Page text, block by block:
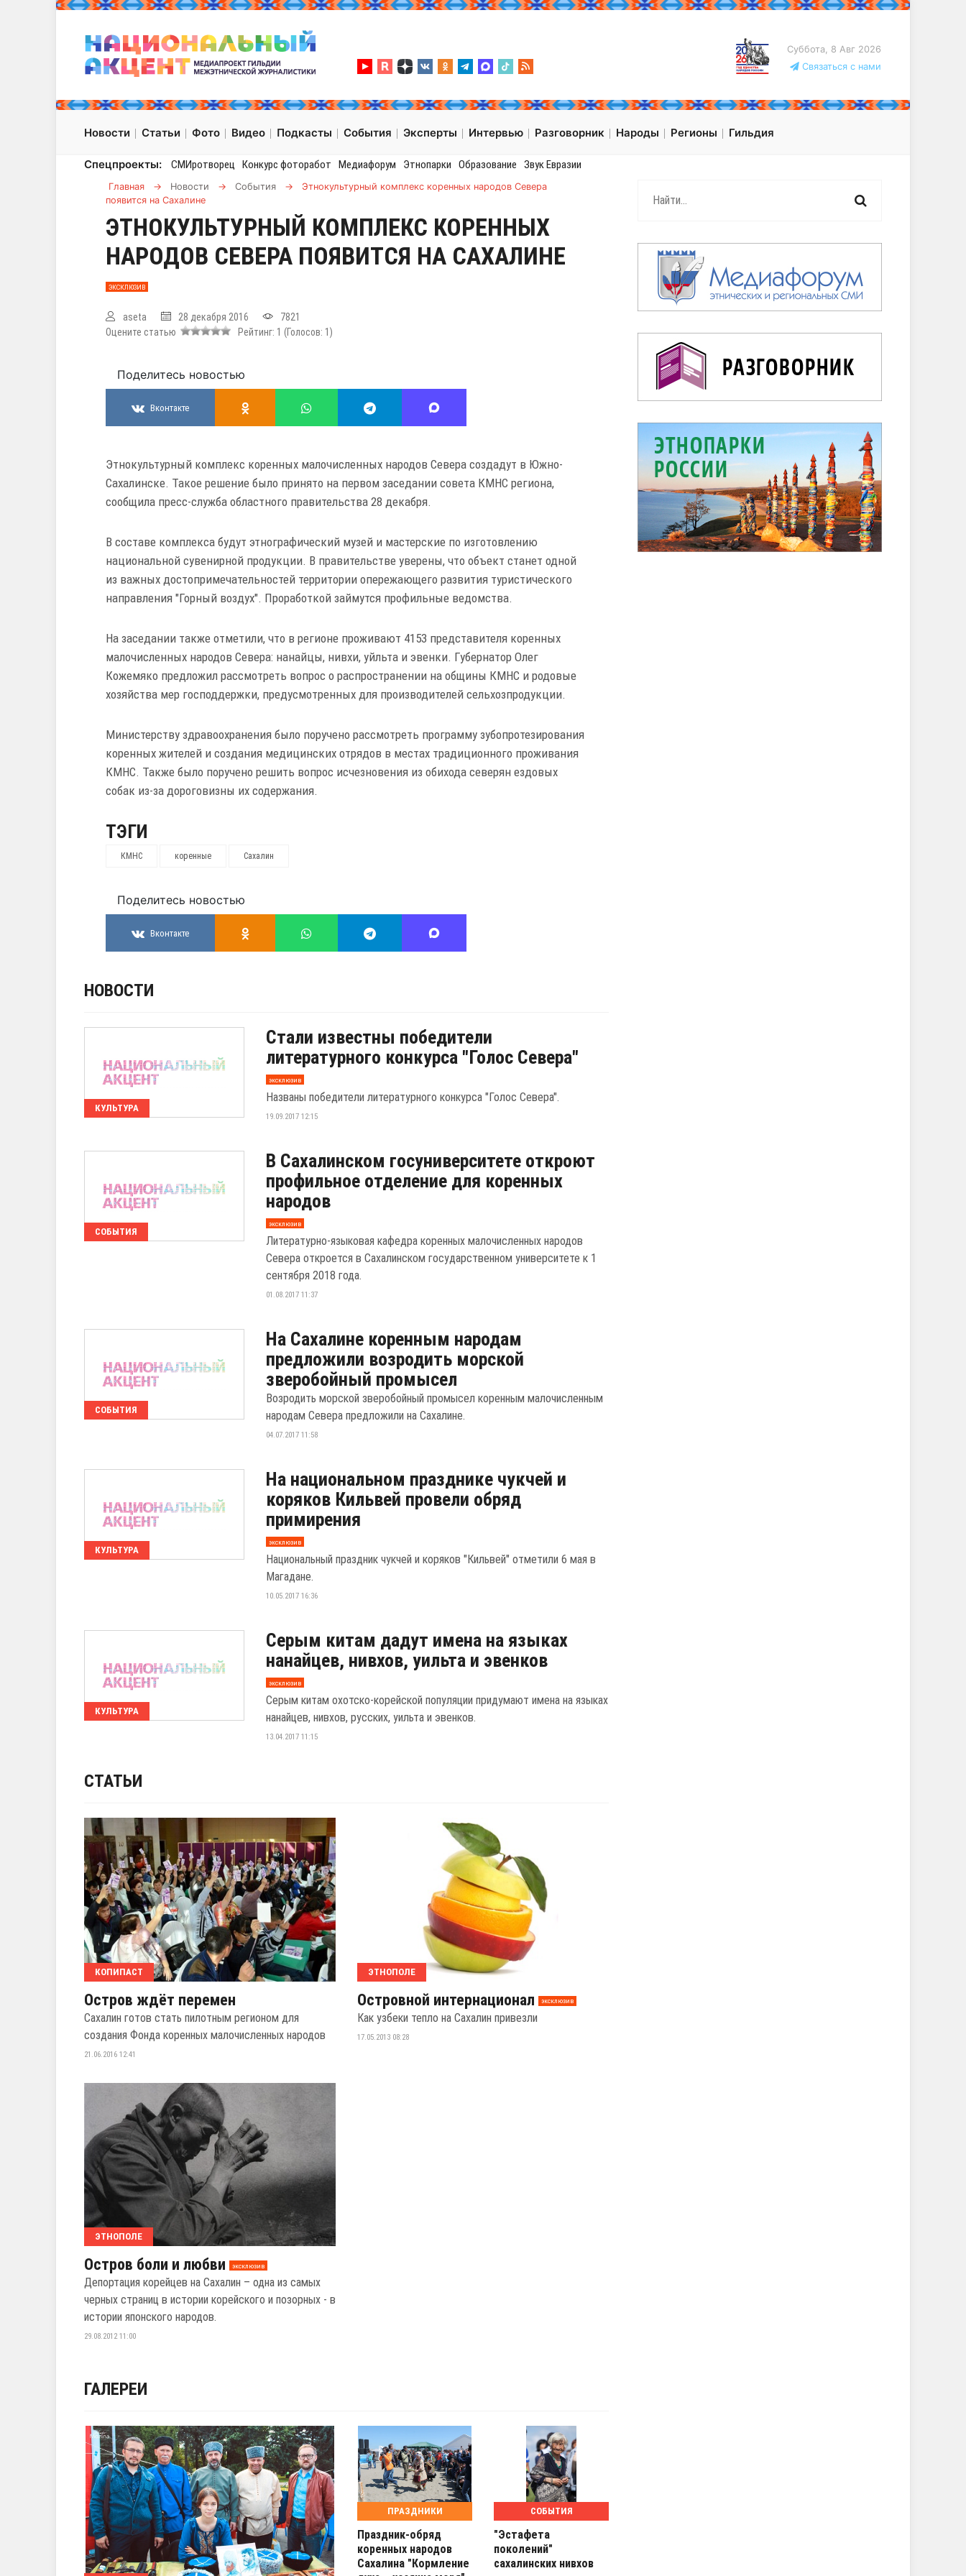
Суббота, 8 Авг 2026
Связаться с нами
Новости Статьи Фото Видео Подкасты События Эксперты Интервью Разговорник Народы Регионы Гильдия
Спецпроекты: СМИротворец Конкурс фоторабот Медиафорум Этнопарки Образование Звук Евразии
Главная → Новости → События →
Этнокультурный комплекс коренных народов Севера
появится на Сахалине
ЭТНОКУЛЬТУРНЫЙ КОМПЛЕКС КОРЕННЫХ
НАРОДОВ СЕВЕРА ПОЯВИТСЯ НА САХАЛИНЕ
ЭКСКЛЮЗИВ
aseta 28 декабря 2016
7821
Оцените статью
Рейтинг: 1 (Голосов: 1 )
Поделитесь новостью
Вконтакте
Этнокультурный комплекс коренных малочисленных народов Севера создадут в Южно-
Сахалинске. Такое решение было принято на первом заседании совета КМНС региона,
сообщила пресс-служба областного правительства 28 декабря.
В составе комплекса будут этнографический музей и мастерские по изготовлению
национальной сувенирной продукции. В правительстве уверены, что объект станет одной
из важных достопримечательностей территории опережающего развития туристического
направления "Горный воздух". Проработкой займутся профильные ведомства.
На заседании также отметили, что в регионе проживают 4153 представителя коренных
малочисленных народов Севера: нанайцы, нивхи, уйльта и эвенки. Губернатор Олег
Кожемяко предложил рассмотреть вопрос о распространении на общины КМНС и родовые
хозяйства мер господдержки, предусмотренных для производителей сельхозпродукции.
Министерству здравоохранения было поручено рассмотреть программу зубопротезирования
коренных жителей и создания медицинских отрядов в местах традиционного проживания
КМНС. Также было поручено решить вопрос исчезновения из обихода северян ездовых
собак из-за дороговизны их содержания.
ТЭГИ
КМНС коренные Сахалин
Поделитесь новостью
Вконтакте
НОВОСТИ
КУЛЬТУРА
Стали известны победители
литературного конкурса "Голос Севера"
эксклюзив
Названы победители литературного конкурса "Голос Севера".
19.09.2017 12:15
СОБЫТИЯ
В Сахалинском госуниверситете откроют
профильное отделение для коренных
народов
эксклюзив
Литературно-языковая кафедра коренных малочисленных народов
Севера откроется в Сахалинском государственном университете к 1
сентября 2018 года.
01.08.2017 11:37
СОБЫТИЯ
На Сахалине коренным народам
предложили возродить морской
зверобойный промысел
Возродить морской зверобойный промысел коренным малочисленным
народам Севера предложили на Сахалине.
04.07.2017 11:58
КУЛЬТУРА
На национальном празднике чукчей и
коряков Кильвей провели обряд
примирения
эксклюзив
Национальный праздник чукчей и коряков "Кильвей" отметили 6 мая в
Магадане.
10.05.2017 16:36
КУЛЬТУРА
Серым китам дадут имена на языках
нанайцев, нивхов, уильта и эвенков
эксклюзив
Серым китам охотско-корейской популяции придумают имена на языках
нанайцев, нивхов, русских, уильта и эвенков.
13.04.2017 11:15
СТАТЬИ
КОПИПАСТ
Остров ждёт перемен
Сахалин готов стать пилотным регионом для
создания Фонда коренных малочисленных народов
21.06.2016 12:41
ЭТНОПОЛЕ
Островной интернационал эксклюзив
Как узбеки тепло на Сахалин привезли
17.05.2013 08:28
ЭТНОПОЛЕ
Остров боли и любви эксклюзив
Депортация корейцев на Сахалин – одна из самых
черных страниц в истории корейского и позорных - в
истории японского народов.
29.08.2012 11:00
ГАЛЕРЕИ
ПРАЗДНИКИ
Праздник-обряд
коренных народов
Сахалина "Кормление
СОБЫТИЯ
"Эстафета
поколений"
сахалинских нивхов